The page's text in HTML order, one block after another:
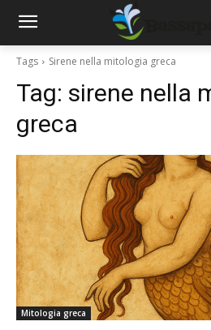
Tags Sirene nella mitologia greca
Tag: sirene nella
greca
Mitologia greca